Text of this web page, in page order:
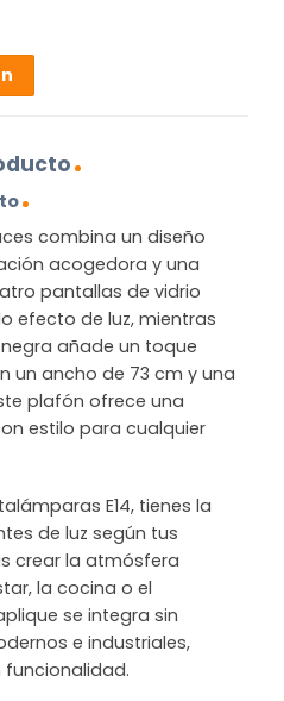
combina un diseño
acogedora y una
pantallas de vidrio
efecto de luz, mientras
añade un toque
un ancho de 73 cm y una
plafón ofrece una
estilo para cualquier
E14, tienes la
de luz según tus
crear la atmósfera
la cocina o el
se integra sin
e industriales,